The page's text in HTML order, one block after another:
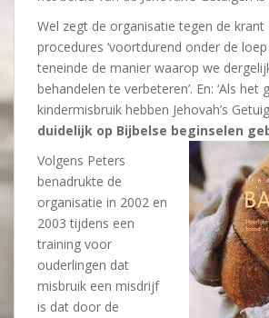
Wel zegt de organisatie tegen de
procedures ‘voortdurend onder de
teneinde de manier waarop we
behandelen te verbeteren’. En: ‘Als het
kindermisbruik hebben Jehovah’s
duidelijk op Bijbelse beginselen
Volgens Peters
benadrukte de
organisatie in 2002 en
2003 tijdens een
training voor
ouderlingen dat
misbruik een misdrijf
is dat door de